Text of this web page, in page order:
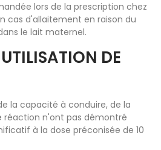
lors de la prescription chez
cas d'allaitement en raison du
le lait maternel.
DE
la capacité à conduire, de la
réaction n'ont pas démontré
à la dose préconisée de 10